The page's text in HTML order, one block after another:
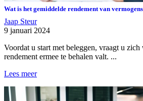
Wat is het gemiddelde rendement van
Jaap Steur
9 januari 2024
Voordat u start met beleggen, vraagt u
rendement ermee te behalen valt. ...
Lees meer